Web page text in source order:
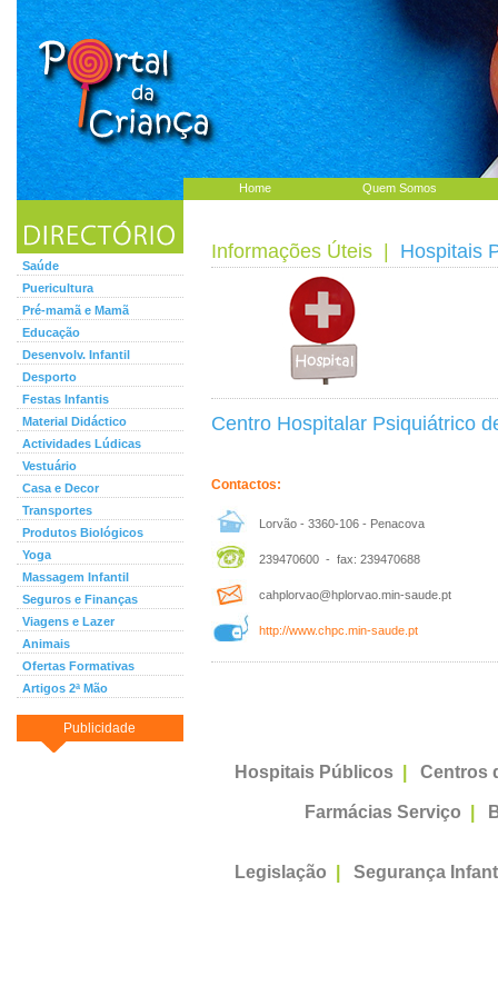
Home Quem Somos
Saúde
Puericultura
Pré-mamã e Mamã
Educação
Desenvolv. Infantil
Desporto
Festas Infantis
Material Didáctico
Actividades Lúdicas
Vestuário
Casa e Decor
Transportes
Produtos Biológicos
Yoga
Massagem Infantil
Seguros e Finanças
Viagens e Lazer
Animais
Ofertas Formativas
Artigos 2ª Mão
Publicidade
Informações Úteis Hospitais
Centro Hospitalar Psiquiátrico
Contactos:
Lorvão - 3360-106 - Penacova
239470600 - fax: 239470688
cahplorvao@hplorvao.min-saude.pt
http://www.chpc.min-saude.pt
Hospitais Públicos Centros
Farmácias Serviço
Legislação Segurança